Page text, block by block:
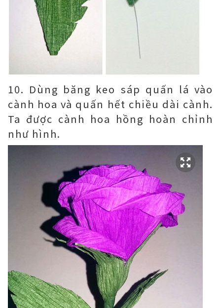
10. Dùng băng keo sáp quấn lá vào
cành hoa và quấn hết chiều dài cành.
Ta được cành hoa hồng hoàn chỉnh
như hình.